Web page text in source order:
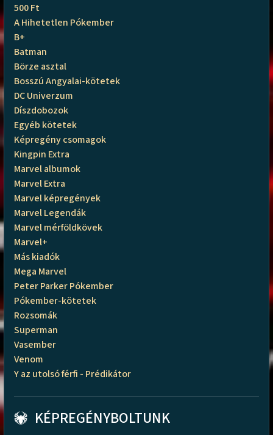
500 Ft
A Hihetetlen Pókember
B+
Batman
Börze asztal
Bosszú Angyalai-kötetek
DC Univerzum
Díszdobozok
Egyéb kötetek
Képregény csomagok
Kingpin Extra
Marvel albumok
Marvel Extra
Marvel képregények
Marvel Legendák
Marvel mérföldkövek
Marvel+
Más kiadók
Mega Marvel
Peter Parker Pókember
Pókember-kötetek
Rozsomák
Superman
Vasember
Venom
Y az utolsó férfi - Prédikátor
KÉPREGÉNYBOLTUNK